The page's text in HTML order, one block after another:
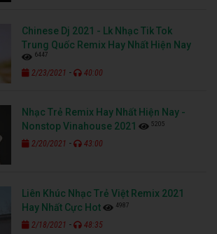
Chinese Dj 2021 - Lk Nhạc Tik Tok
Trung Quốc Remix Hay Nhất Hiện Nay
6447
2/23/2021 - 40:00
Nhạc Trẻ Remix Hay Nhất Hiện Nay -
Nonstop Vinahouse 2021
5205
2/20/2021 - 43:00
Liên Khúc Nhạc Trẻ Việt Remix 2021
Hay Nhất Cực Hot
4987
2/18/2021 - 48:35